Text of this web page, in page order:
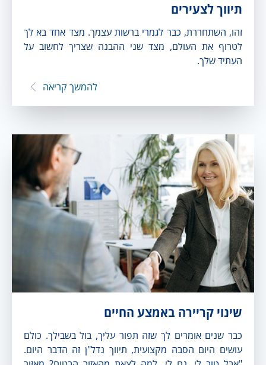
תיווך לצעירים
זהו, השתחררת, כבר לגמרי ברשות עצמך. מצד אחד בא לך
לטרוף את העולם, מצד שני ההבנה שצריך לחשוב על
העתיד שלך.
להמשך קריאה
שינוי קריירה באמצע החיים
כבר שנים אומרים לך שזה תפור עליך, בול בשבילך. כולם
עושים היום הסבה מקצועית, תיווך נדל"ן זה הדבר היום.